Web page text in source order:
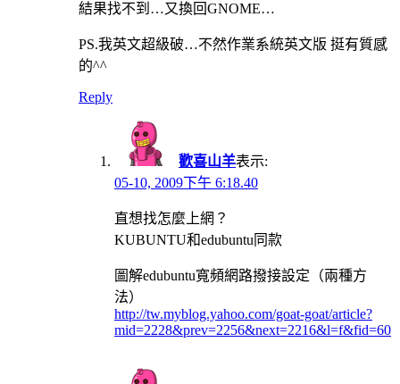
結果找不到…又換回GNOME…
PS.我英文超級破…不然作業系統英文版 挺有質感
的^^
Reply
歡喜山羊表示:
05-10, 2009下午 6:18.40
直想找怎麼上網？
KUBUNTU和edubuntu同款
圖解edubuntu寬頻網路撥接設定（兩種方
法）
http://tw.myblog.yahoo.com/goat-goat/article?
mid=2228&prev=2256&next=2216&l=f&fid=60